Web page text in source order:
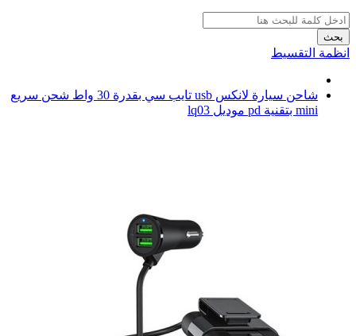
بحث
انظمة التقسيط
شاحن سيارة لانكس usb تايب سي بقدرة 30 واط شحن سريع
mini بتقنية pd موديل lq03